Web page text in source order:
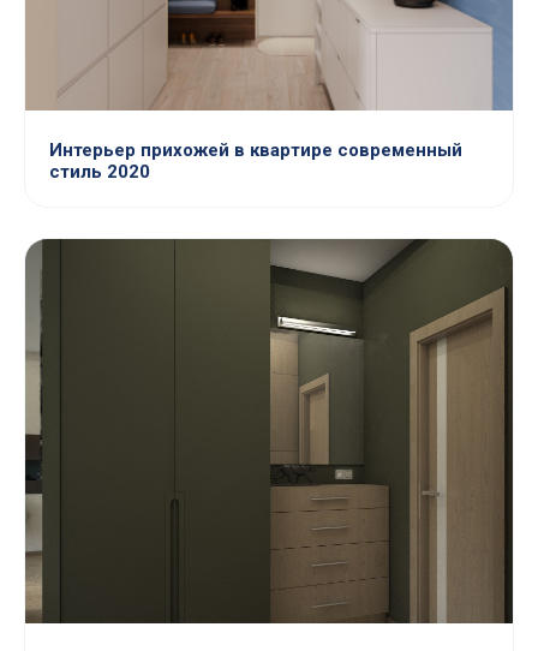
Интерьер прихожей в квартире современный
стиль 2020